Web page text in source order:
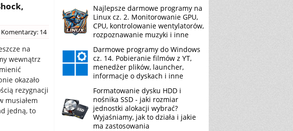
Komentarzy: 14
na
wewnątrz
okazało
rezygnacji
musiałem
jedną, to
Najlepsze darmowe programy na
Linux cz. 2. Monitorowanie GPU,
CPU, kontrolowanie wentylatorów,
rozpoznawanie muzyki i inne
Darmowe programy do Windows
cz. 14. Pobieranie filmów z YT,
menedżer plików, launcher,
informacje o dyskach i inne
Formatowanie dysku HDD i
nośnika SSD - jaki rozmiar
jednostki alokacji wybrać?
Wyjaśniamy, jak to działa i jakie
ma zastosowania